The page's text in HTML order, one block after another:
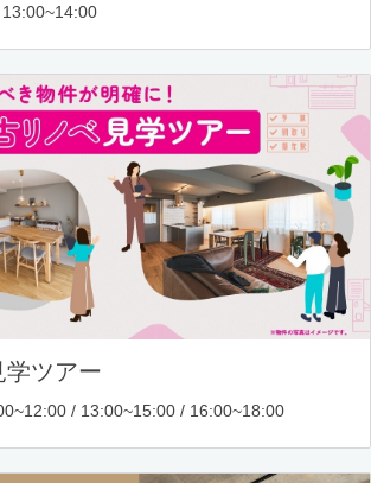
学ツアー
/ 13:00~15:00 / 16:00~18:00